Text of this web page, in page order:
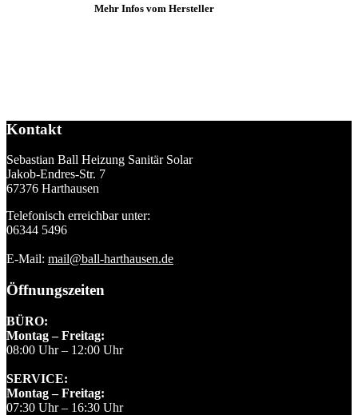
Mehr Infos vom Hersteller
Kontakt
Sebastian Ball Heizung Sanitär Solar
Jakob-Endres-Str. 7
67376 Harthausen
Telefonisch erreichbar unter:
06344 5496
E-Mail: mail@ball-harthausen.de
Öffnungszeiten
BÜRO:
Montag – Freitag:
08:00 Uhr – 12:00 Uhr
SERVICE:
Montag – Freitag:
07:30 Uhr – 16:30 Uhr